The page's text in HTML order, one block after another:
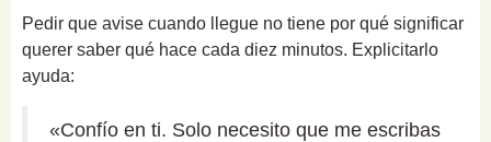
Pedir que avise cuando llegue no tiene por qué significar
querer saber qué hace cada diez minutos. Explicitarlo
ayuda:
«Confío en ti. Solo necesito que me escribas